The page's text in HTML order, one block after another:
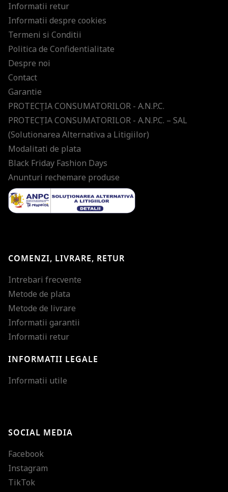
Informatii retur
Informatii despre cookies
Termeni si Conditii
Politica de Confidentialitate
Despre noi
Contact
Garantie
PROTECŢIA CONSUMATORILOR - A.N.P.C.
PROTECŢIA CONSUMATORILOR - A.N.P.C. – SAL
(Solutionarea Alternativa a Litigiilor)
Modalitati de plata
Black Friday Fashion Days
Anunturi rechemare produse
COMENZI, LIVRARE, RETUR
Intrebari frecvente
Metode de plata
Metode de livrare
Informatii garantii
Informatii retur
INFORMATII LEGALE
Informatii utile
SOCIAL MEDIA
Facebook
Instagram
TikTok